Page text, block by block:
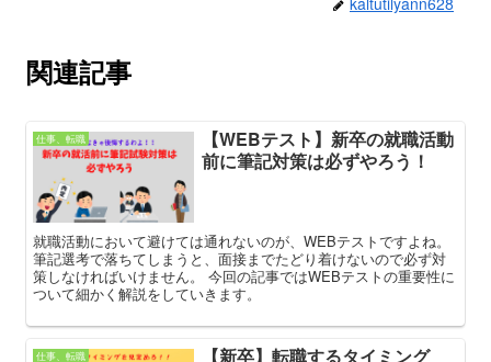
関連記事
仕事、転職
【WEBテスト】新卒の就職活動
前に筆記対策は必ずやろう！
就職活動において避けては通れないのが、WEBテストですよね。
筆記選考で落ちてしまうと、面接までたどり着けないので必ず対
策しなければいけません。 今回の記事ではWEBテストの重要性に
ついて細かく解説をしていきます。
仕事、転職
【新卒】転職するタイミング